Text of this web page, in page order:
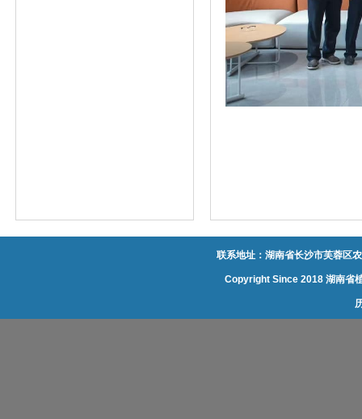
联系地址：湖南省长沙市芙蓉区
Copyright Since 2018 湖南